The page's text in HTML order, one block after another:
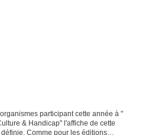
participant cette année à "
& Handicap" l'affiche de cette
Comme pour les éditions